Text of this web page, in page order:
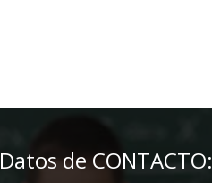
Datos de CONTACTO: